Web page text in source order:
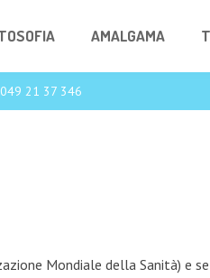
049 21 37 346
AMALGAMA
Mondiale della Sanità) e